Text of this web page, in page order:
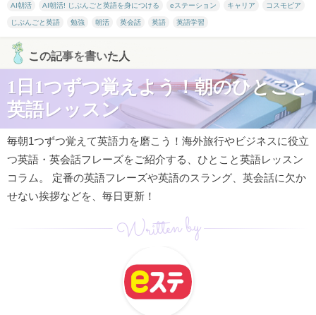
AI朝活 AI朝活! じぶんごと英語を身につける eステーション キャリア コスモピア
じぶんごと英語 勉強 朝活 英会話 英語 英語学習
この記事を書いた人
1日1つずつ覚えよう！朝のひとこと
英語レッスン
毎朝1つずつ覚えて英語力を磨こう！海外旅行やビジネスに役立
つ英語・英会話フレーズをご紹介する、ひとこと英語レッスン
コラム。 定番の英語フレーズや英語のスラング、英会話に欠か
せない挨拶などを、毎日更新！
Written by